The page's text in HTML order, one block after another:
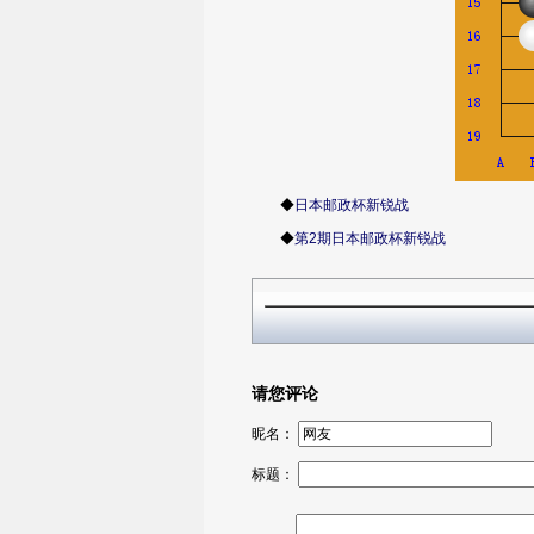
◆日本邮政杯新锐战
◆第2期日本邮政杯新锐战
请您评论
昵名：
标题：